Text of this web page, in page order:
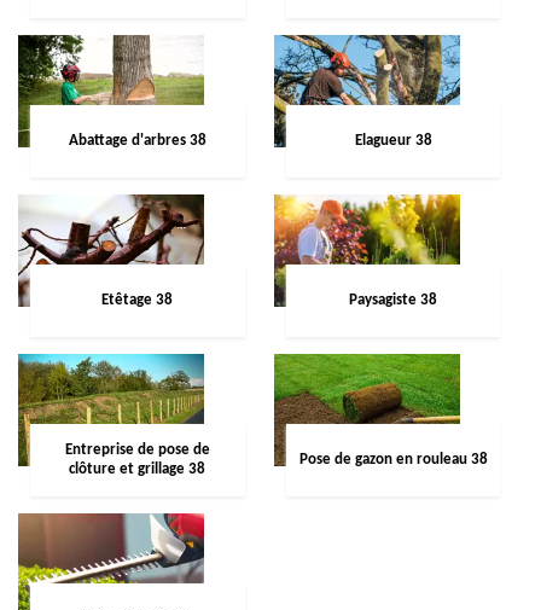
Abattage d'arbres 38 Elagueur 38
Etêtage 38 Paysagiste 38
Entreprise de pose de
clôture et grillage 38
Pose de gazon en rouleau 38